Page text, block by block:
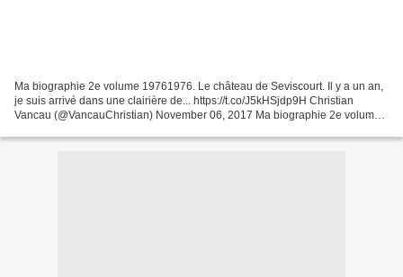
Ma biographie 2e volume 19761976. Le château de Seviscourt. Il y a un an,
je suis arrivé dans une clairière de... https://t.co/J5kHSjdp9H Christian
Vancau (@VancauChristian) November 06, 2017 Ma biographie 2e volume